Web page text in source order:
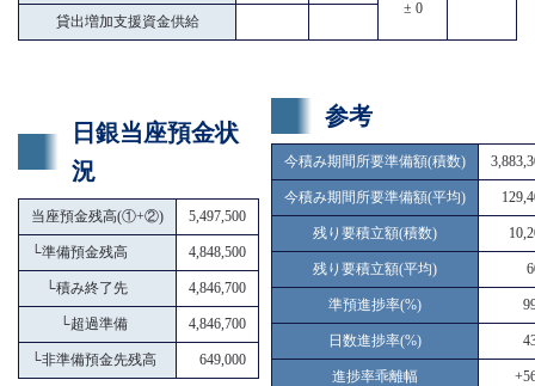
± 0
貸出増加支援資金供給
日銀当座預金状
況
当座預金残高(①+②) 5,497,500
└準備預金残高 4,848,500
└積み終了先 4,846,700
└超過準備 4,846,700
└非準備預金先残高 649,000
参考
今積み期間所要準備額(積数)
今積み期間所要準備額(平均)
残り要積立額(積数)
残り要積立額(平均)
準預進捗率(%)
日数進捗率(%)
進捗率乖離幅